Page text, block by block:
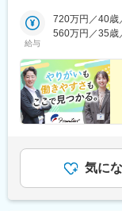
医薬品卸の社員
グループ全体
ており、残業は
で取り組んでい
■キャリアパス
変更の範囲：
営業所立川営業
業所横浜北営業
吹田営業所大
業所【徳島県】
分営業所
駅、泉体育館
駅、阪東橋駅、
センター駅、
大山駅(東京都)
間駅、志賀本通
良駅、アイラン
桜駅(愛知県)、
給与
720万円／40歳
560万円／35歳
気に